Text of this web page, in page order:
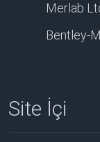
Merlab
Bentley-
Site İçi